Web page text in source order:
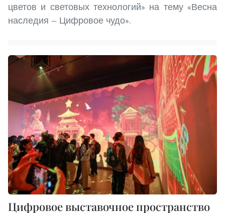
цветов и световых технологий» на тему «Весна
наследия — Цифровое чудо».
Цифровое выставочное пространство